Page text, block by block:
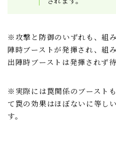
※攻撃と防御のいずれも、組
陣時ブーストが発揮され、組
出陣時ブーストは発揮されず
※実際には罠関係のブースト
て罠の効果はほぼないに等し
す。